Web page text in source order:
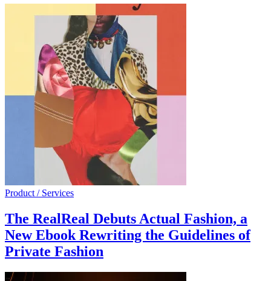
Product / Services
The RealReal Debuts Actual Fashion, a
New Ebook Rewriting the Guidelines of
Private Fashion